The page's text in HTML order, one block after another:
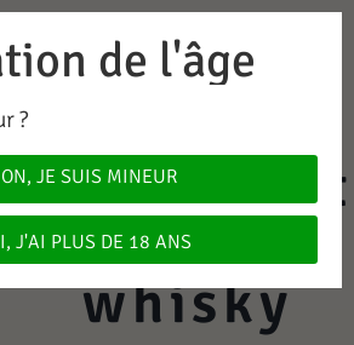
Chocolat
au
whisky
de l'âge
?
JE SUIS MINEUR
J'AI PLUS DE 18 ANS